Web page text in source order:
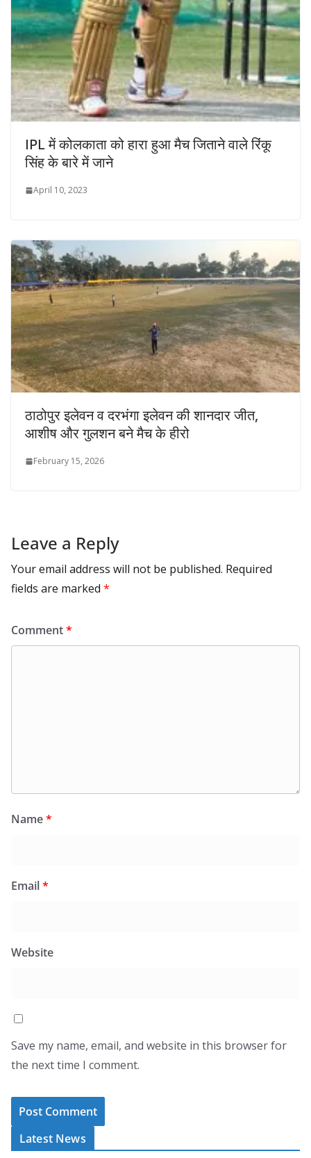
IPL में कोलकाता को हारा हुआ मैच जिताने वाले रिंकू
सिंह के बारे में जाने
April 10, 2023
ठाठोपुर इलेवन व दरभंगा इलेवन की शानदार जीत,
आशीष और गुलशन बने मैच के हीरो
February 15, 2026
Leave a Reply
Your email address will not be published. Required
fields are marked *
Comment*
Name*
Email*
Website
Save my name, email, and website in this browser for
the next time I comment.
Latest News